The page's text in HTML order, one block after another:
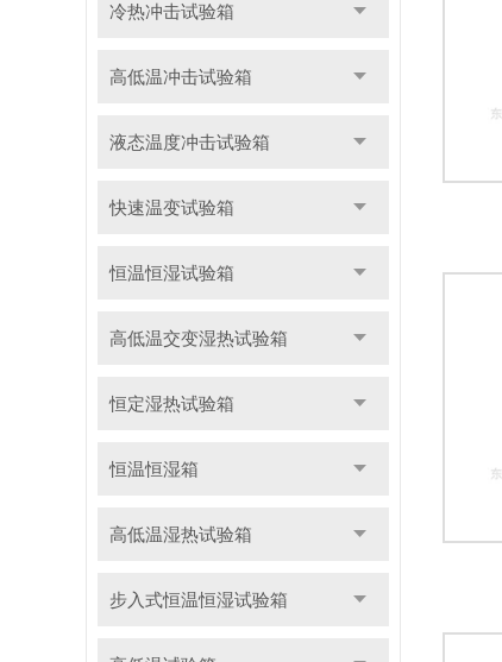
冷热冲击试验箱
高低温冲击试验箱
液态温度冲击试验箱
快速温变试验箱
恒温恒湿试验箱
高低温交变湿热试验箱
恒定湿热试验箱
恒温恒湿箱
高低温湿热试验箱
步入式恒温恒湿试验箱